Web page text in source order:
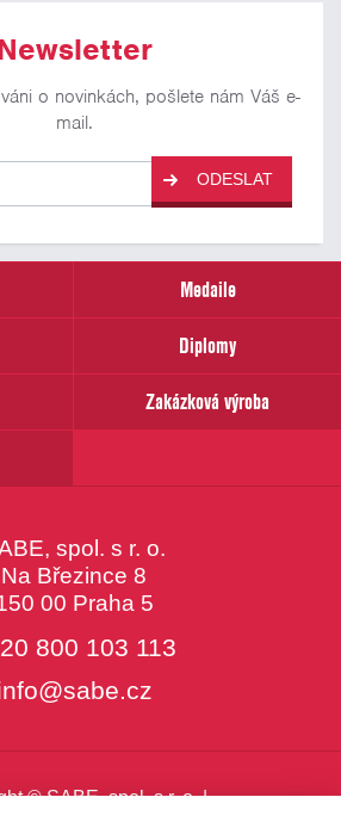
o novinkách, pošlete nám Váš e-
mail.
ODESLAT
Medaile
Diplomy
Zakázková výroba
spol. s r. o.
Na Březince 8
00 Praha 5
800 103 113
© SABE, spol. s r. o. |